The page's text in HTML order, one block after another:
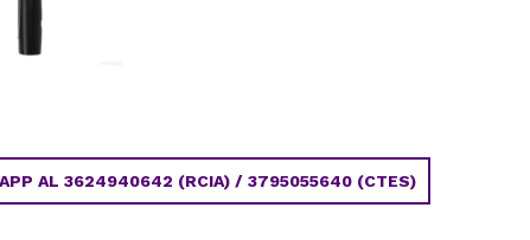
AL 3624940642 (RCIA) / 3795055640 (CTES)